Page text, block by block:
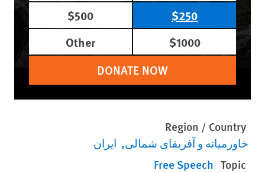
$250
$500
$1000
Other
DONATE NOW
Region / Country
خاورمیانه و آفریقای شمالی ایران
Topic
Free Speech